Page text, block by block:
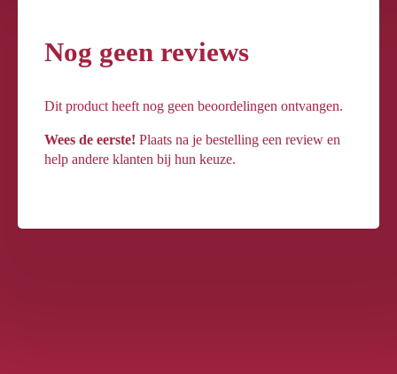
Nog geen reviews
Dit product heeft nog geen beoordelingen ontvangen.
Wees de eerste! Plaats na je bestelling een review en
help andere klanten bij hun keuze.